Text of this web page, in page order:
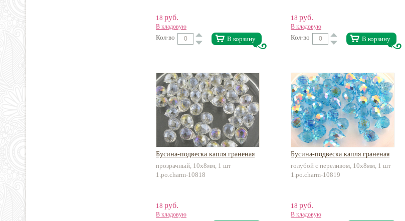
18 руб.
В кладовую
Кол-во В корзину
18 руб.
В кладовую
Кол-во В корзину
Бусина-подвеска капля граненая
прозрачный, 10х8мм, 1 шт
1.po.charm-10818
18 руб.
В кладовую
Бусина-подвеска капля граненая
голубой с переливом, 10х8мм, 1 шт
1.po.charm-10819
18 руб.
В кладовую